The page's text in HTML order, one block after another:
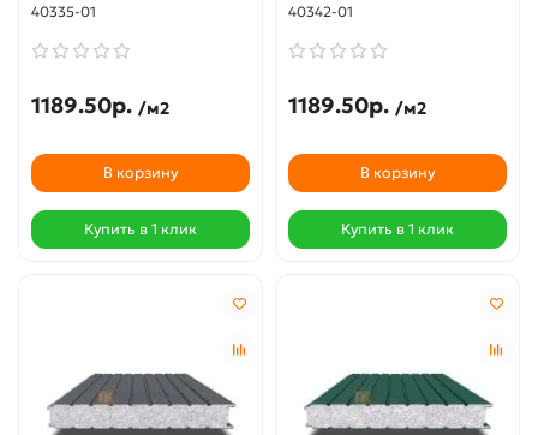
40335-01
1189.50р. /м2
В корзину
Купить в 1 клик
40342-01
1189.50р. /м2
В корзину
Купить в 1 клик